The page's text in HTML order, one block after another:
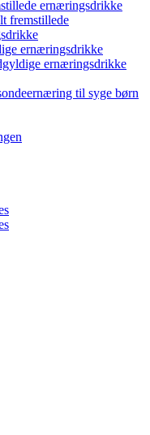
ernæringsdrikke
fremstillede
ernæringsdrikke
ernæringsdrikke
til syge børn